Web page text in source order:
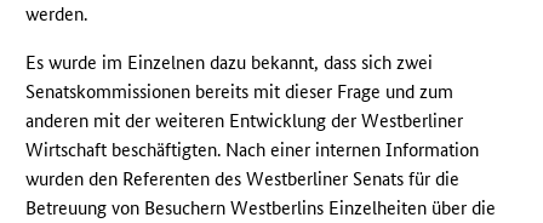
werden.
Es wurde im Einzelnen dazu bekannt, dass sich zwei
Senatskommissionen bereits mit dieser Frage und zum
anderen mit der weiteren Entwicklung der Westberliner
Wirtschaft beschäftigten. Nach einer internen Information
wurden den Referenten des Westberliner Senats für die
Betreuung von Besuchern Westberlins Einzelheiten über die